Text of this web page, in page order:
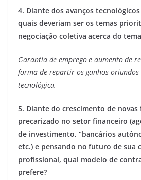
4. Diante dos avanços
quais deveriam ser os temas
negociação coletiva acerca do
Garantia de emprego e aumento de
forma de repartir os ganhos oriundos
tecnológica.
5. Diante do crescimento de
precarizado no setor financeiro
de investimento, “bancários
etc.) e pensando no futuro de sua
profissional, qual modelo de
prefere?